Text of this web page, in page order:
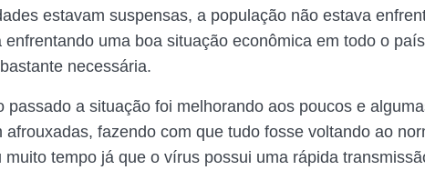
estavam suspensas, a população não estava
enfrentando uma boa situação econômica em todo o
necessária.
passado a situação foi melhorando aos poucos e
afrouxadas, fazendo com que tudo fosse voltando ao
muito tempo já que o vírus possui uma rápida